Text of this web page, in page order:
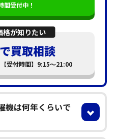
間受付中！
格が知りたい
買取相談
受付時間】9:15～21:00
機は何年くらいで